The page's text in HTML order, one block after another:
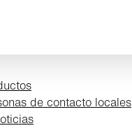
de contacto locales